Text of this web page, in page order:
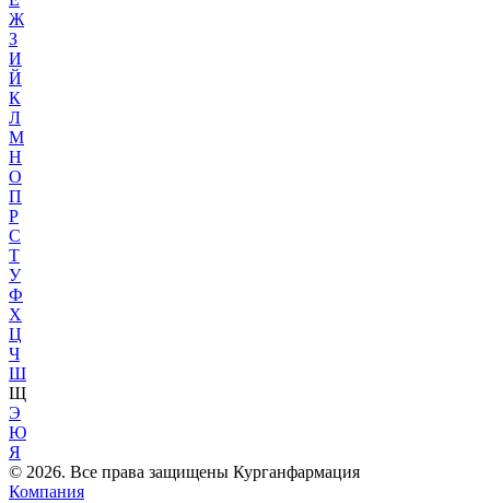
Ж
З
И
Й
К
Л
М
Н
О
П
Р
С
Т
У
Ф
Х
Ц
Ч
Ш
Щ
Э
Ю
Я
© 2026. Все права защищены Курганфармация
Компания